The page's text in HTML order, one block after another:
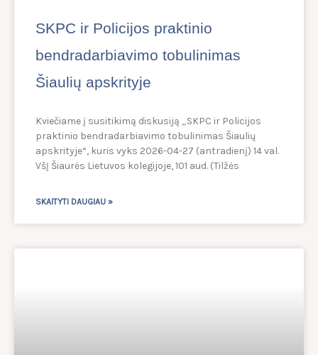
SKPC ir Policijos praktinio
bendradarbiavimo tobulinimas
Šiaulių apskrityje
Kviečiame į susitikimą diskusiją „SKPC ir Policijos
praktinio bendradarbiavimo tobulinimas Šiaulių
apskrityje“, kuris vyks 2026-04-27 (antradienį) 14 val.
VšĮ Šiaurės Lietuvos kolegijoje, 101 aud. (Tilžės
SKAITYTI DAUGIAU »